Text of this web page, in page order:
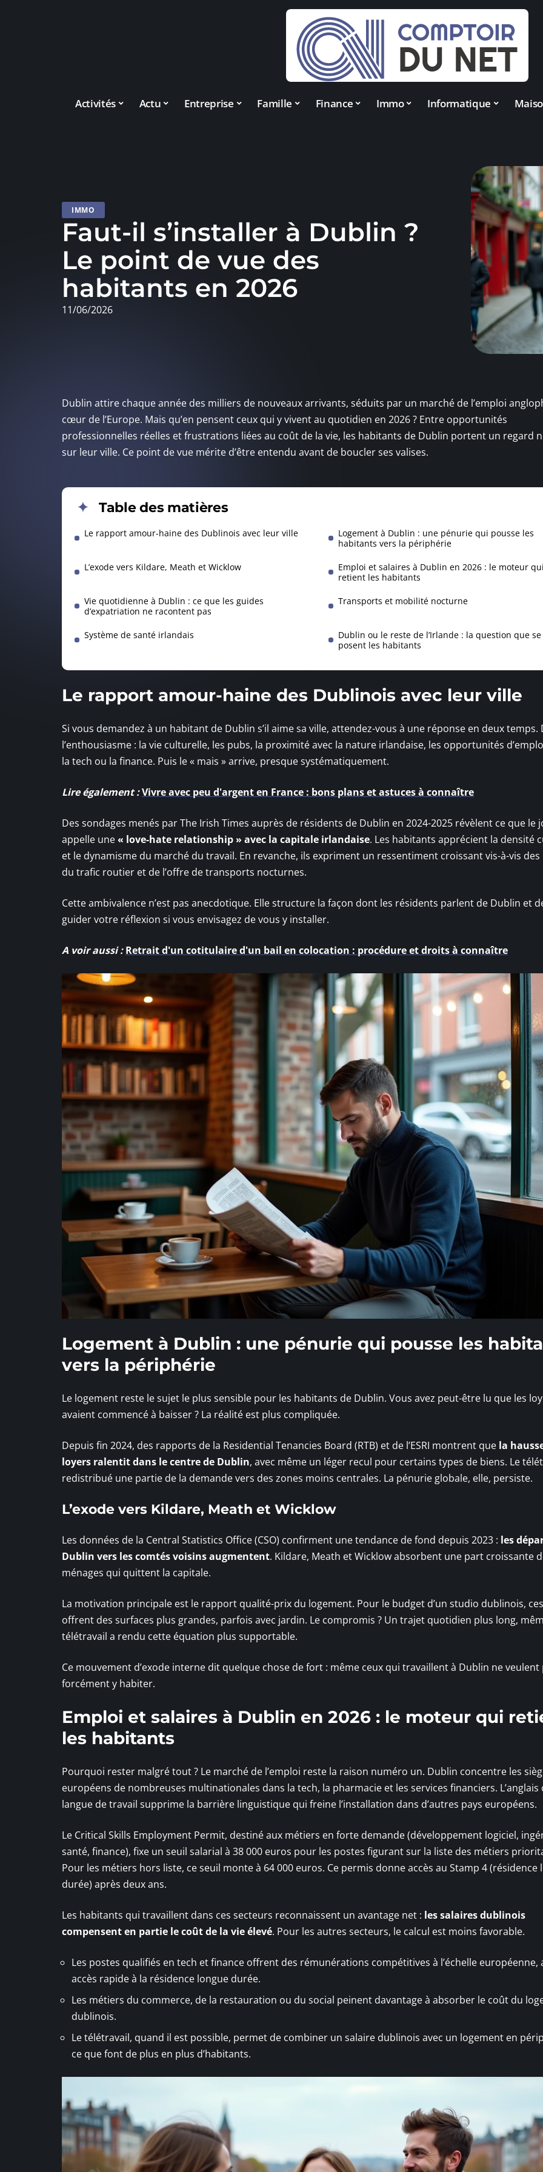
Activités Actu Entreprise Famille Finance Immo Informatique
IMMO
Faut-il s’installer à Dublin ?
Le point de vue des
habitants en 2026
11/06/2026
Dublin attire chaque année des milliers de nouveaux arrivants, séduits par un marché de l’emploi
cœur de l’Europe. Mais qu’en pensent ceux qui y vivent au quotidien en 2026 ? Entre opportunités
professionnelles réelles et frustrations liées au coût de la vie, les habitants de Dublin portent un regard
sur leur ville. Ce point de vue mérite d’être entendu avant de boucler ses valises.
Table des matières
Le rapport amour-haine des Dublinois avec leur ville
Logement à Dublin : une pénurie qui pousse les
habitants vers la périphérie
L’exode vers Kildare, Meath et Wicklow
Emploi et salaires à Dublin en 2026 : le moteur
retient les habitants
Vie quotidienne à Dublin : ce que les guides
d’expatriation ne racontent pas
Transports et mobilité nocturne
Système de santé irlandais
Dublin ou le reste de l’Irlande : la question que se
posent les habitants
Le rapport amour-haine des Dublinois avec leur ville
Si vous demandez à un habitant de Dublin s’il aime sa ville, attendez-vous à une réponse en deux temps.
l’enthousiasme : la vie culturelle, les pubs, la proximité avec la nature irlandaise, les opportunités
la tech ou la finance. Puis le « mais » arrive, presque systématiquement.
Lire également :Vivre avec peu d'argent en France : bons plans et astuces à connaître
Des sondages menés par The Irish Times auprès de résidents de Dublin en 2024-2025 révèlent ce que le
appelle une« love-hate relationship » avec la capitale irlandaise. Les habitants apprécient la densité
et le dynamisme du marché du travail. En revanche, ils expriment un ressentiment croissant vis-à-vis des
du trafic routier et de l’offre de transports nocturnes.
Cette ambivalence n’est pas anecdotique. Elle structure la façon dont les résidents parlent de Dublin et
guider votre réflexion si vous envisagez de vous y installer.
A voir aussi : Retrait d'un cotitulaire d'un bail en colocation : procédure et droits à connaître
Logement à Dublin : une pénurie qui pousse les
vers la périphérie
Le logement reste le sujet le plus sensible pour les habitants de Dublin. Vous avez peut-être lu que les
avaient commencé à baisser ? La réalité est plus compliquée.
Depuis fin 2024, des rapports de la Residential Tenancies Board (RTB) et de l’ESRI montrent que la
loyers ralentit dans le centre de Dublin, avec même un léger recul pour certains types de biens. Le
redistribué une partie de la demande vers des zones moins centrales. La pénurie globale, elle, persiste.
L’exode vers Kildare, Meath et Wicklow
Les données de la Central Statistics Office (CSO) confirment une tendance de fond depuis 2023 : les
Dublin vers les comtés voisins augmentent. Kildare, Meath et Wicklow absorbent une part croissante
ménages qui quittent la capitale.
La motivation principale est le rapport qualité-prix du logement. Pour le budget d’un studio dublinois,
offrent des surfaces plus grandes, parfois avec jardin. Le compromis ? Un trajet quotidien plus long,
télétravail a rendu cette équation plus supportable.
Ce mouvement d’exode interne dit quelque chose de fort : même ceux qui travaillent à Dublin ne veulent
forcément y habiter.
Emploi et salaires à Dublin en 2026 : le moteur qui
les habitants
Pourquoi rester malgré tout ? Le marché de l’emploi reste la raison numéro un. Dublin concentre les
européens de nombreuses multinationales dans la tech, la pharmacie et les services financiers. L’anglais
langue de travail supprime la barrière linguistique qui freine l’installation dans d’autres pays européens.
Le Critical Skills Employment Permit, destiné aux métiers en forte demande (développement logiciel,
santé, finance), fixe un seuil salarial à 38 000 euros pour les postes figurant sur la liste des métiers
Pour les métiers hors liste, ce seuil monte à 64 000 euros. Ce permis donne accès au Stamp 4 (résidence
durée) après deux ans.
Les habitants qui travaillent dans ces secteurs reconnaissent un avantage net : les salaires dublinois
compensent en partie le coût de la vie élevé. Pour les autres secteurs, le calcul est moins favorable.
Les postes qualifiés en tech et finance offrent des rémunérations compétitives à l’échelle européenne,
accès rapide à la résidence longue durée.
Les métiers du commerce, de la restauration ou du social peinent davantage à absorber le coût du
dublinois.
Le télétravail, quand il est possible, permet de combiner un salaire dublinois avec un logement en
ce que font de plus en plus d’habitants.